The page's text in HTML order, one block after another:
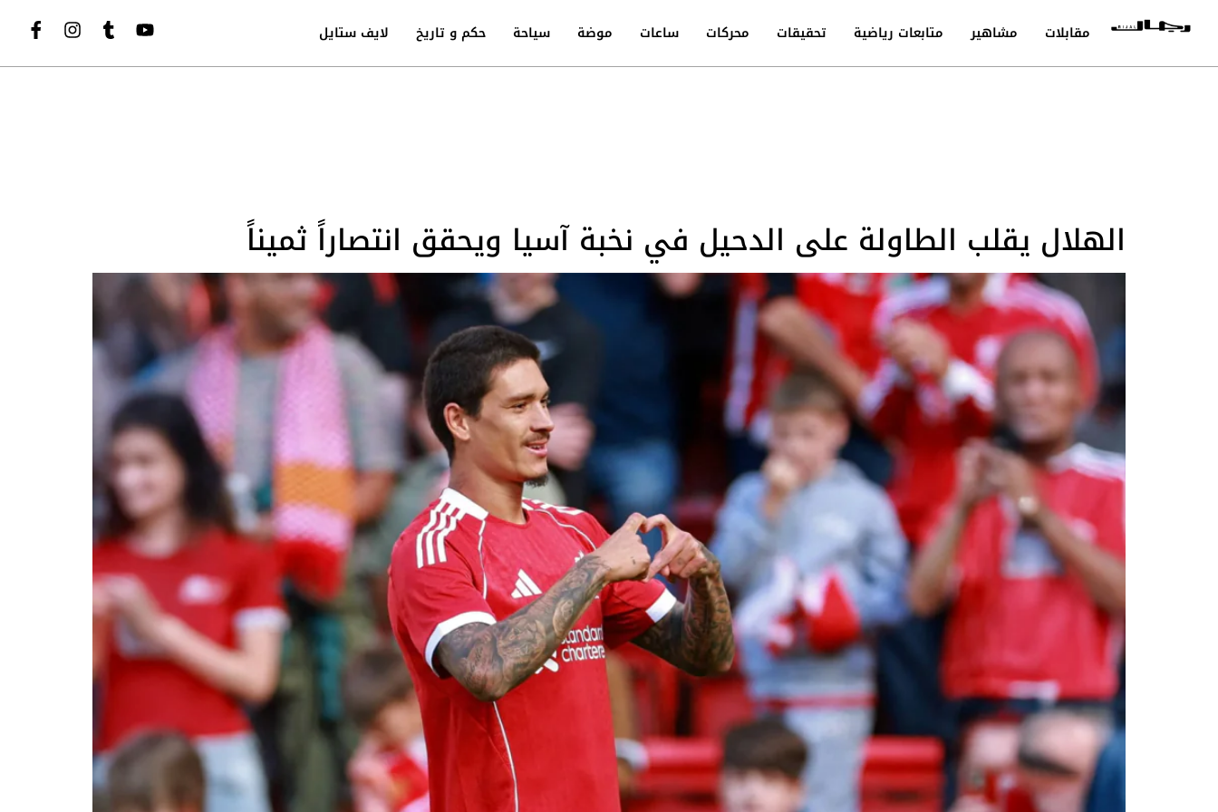
لايف ستايل حكم و تاريخ سياحة موضة ساعات محركات تحقيقات متابعات رياضية مشاهير مقابلات
الهلال يقلب الطاولة على الدحيل في نخبة آسيا ويحقق انتصاراً ثميناً